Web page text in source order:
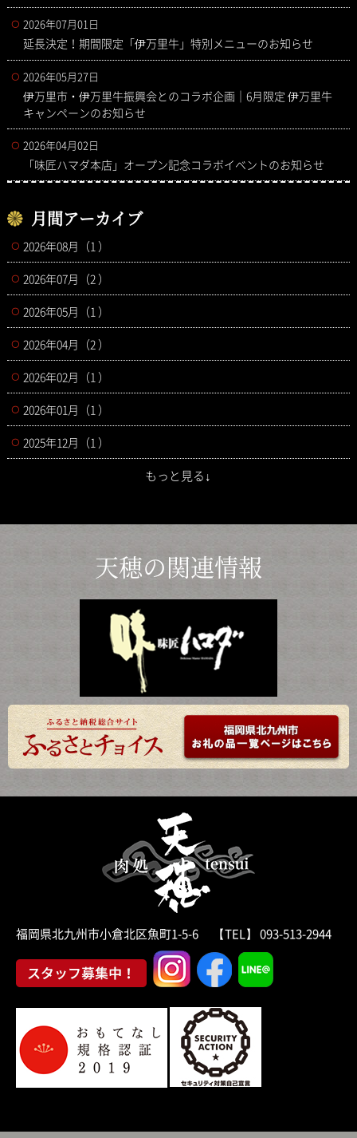
2026年07月01日
延長決定！期間限定「伊万里牛」特別メニューのお知らせ
2026年05月27日
伊万里市・伊万里牛振興会とのコラボ企画｜6月限定 伊万里牛
キャンペーンのお知らせ
2026年04月02日
「味匠ハマダ本店」オープン記念コラボイベントのお知らせ
月間アーカイブ
2026年08月（1 ）
2026年07月（2 ）
2026年05月（1 ）
2026年04月（2 ）
2026年02月（1 ）
2026年01月（1 ）
2025年12月（1 ）
もっと見る↓
天穂の関連情報
福岡県北九州市小倉北区魚町1-5-6 【TEL】 093-513-2944